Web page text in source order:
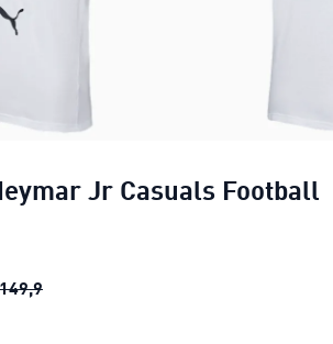
Jr Casuals Football
Camiseta Neymar Jr Casuals